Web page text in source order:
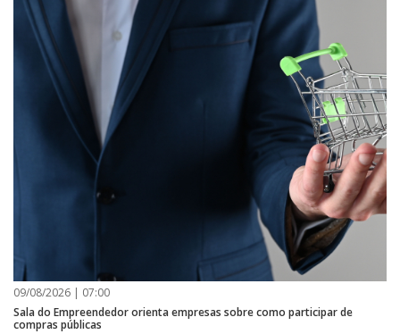
09/08/2026 | 07:00
Sala do Empreendedor orienta empresas sobre como participar de
compras públicas